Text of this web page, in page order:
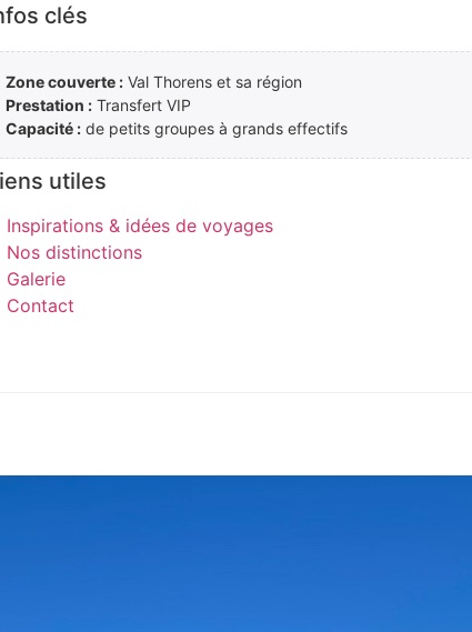
clés
Zone couverte : Val Thorens et sa région
Prestation : Transfert VIP
Capacité : de petits groupes à grands effectifs
utiles
Inspirations & idées de voyages
Nos distinctions
Galerie
Contact